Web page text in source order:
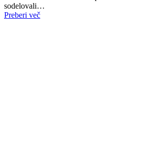
sodelovali…
Preberi več